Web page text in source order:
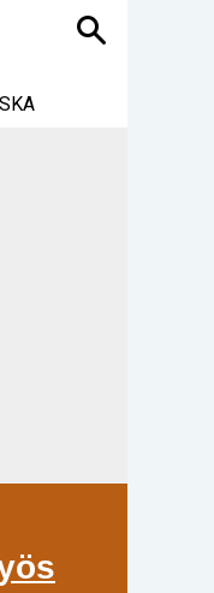
Haku